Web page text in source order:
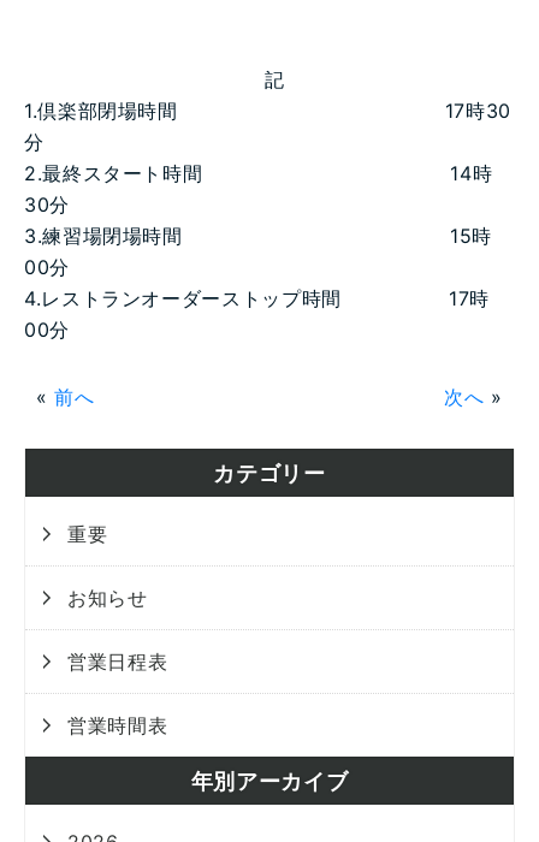
記
1.倶楽部閉場時間 17時30
分
2.最終スタート時間 14時
30分
3.練習場閉場時間 15時
00分
4.レストランオーダーストップ時間 17時
00分
«前へ 次へ »
カテゴリー
重要
お知らせ
営業日程表
営業時間表
年別アーカイブ